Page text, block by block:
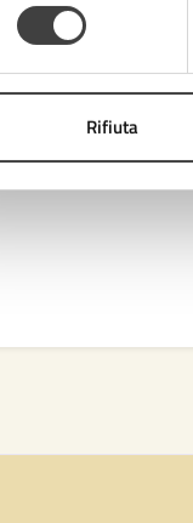
Rifiuta
e del territorio